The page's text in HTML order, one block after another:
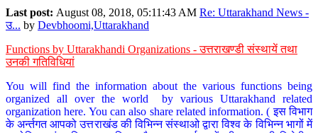
Last post: August 08, 2018, 05:11:43 AM Re: Uttarakhand News -
उ... by Devbhoomi,Uttarakhand
Functions by Uttarakhandi Organizations - उत्तराखण्डी संस्थायें तथा
उनकी गतिविधियां
You will find the information about the various functions being
organized all over the world by various Uttarakhand related
organization here. You can also share related information. ( इस विभाग
के अर्न्तगत आपको उत्तराखंड की विभिन्न संस्थाओ द्वारा विश्व के विभिन्न भागों में